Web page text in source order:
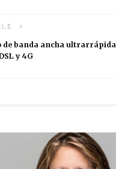
de banda ancha ultrarrápida
y 4G